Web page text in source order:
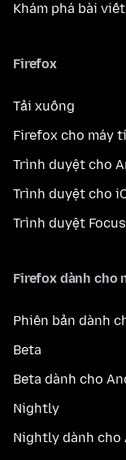
Khám phá bài
Firefox
Tải xuống
Firefox cho máy
Trình duyệt cho
Trình duyệt cho
Trình duyệt Focus
Firefox dành cho
Phiên bản dành
Beta
Beta dành cho
Nightly
Nightly dành cho